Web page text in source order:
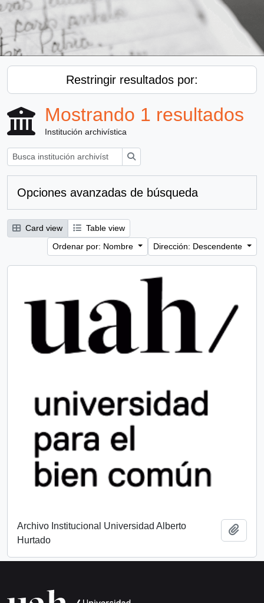
Restringir resultados por:
Mostrando 1 resultados
Institución archivística
Opciones avanzadas de búsqueda
Card view
Table view
Ordenar por: Nombre
Dirección: Descendente
Archivo Institucional Universidad Alberto
Hurtado